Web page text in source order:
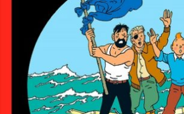
15 octobre 2025